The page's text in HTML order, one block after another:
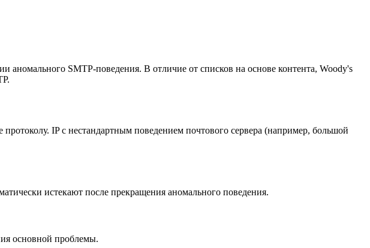
SMTP-поведения. В отличие от списков на основе контента, Woody's
IP с нестандартным поведением почтового сервера (например, большой
истекают после прекращения аномального поведения.
основной проблемы.